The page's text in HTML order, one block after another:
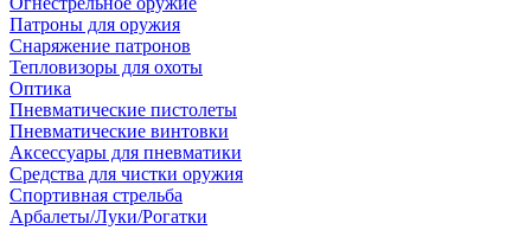
Патроны для оружия
Снаряжение патронов
Тепловизоры для охоты
Оптика
Пневматические пистолеты
Пневматические винтовки
Аксессуары для пневматики
Средства для чистки оружия
Спортивная стрельба
Арбалеты/Луки/Рогатки